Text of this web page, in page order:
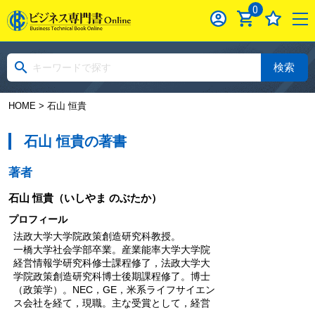
0
検索
HOME> 石山 恒貴
石山 恒貴の著書
著者
石山 恒貴（いしやま のぶたか）
プロフィール
法政大学大学院政策創造研究科教授。
一橋大学社会学部卒業。産業能率大学大学院
経営情報学研究科修士課程修了，法政大学大
学院政策創造研究科博士後期課程修了。博士
（政策学）。NEC，GE，米系ライフサイエン
ス会社を経て，現職。主な受賞として，経営